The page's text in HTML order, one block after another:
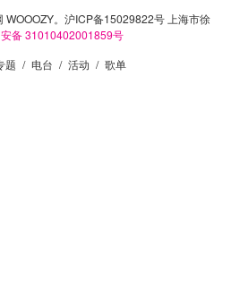
。沪ICP备15029822号 上海市徐
备 31010402001859号
题 / 电台 / 活动 / 歌单